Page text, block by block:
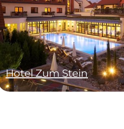
Hotel Zum Stein